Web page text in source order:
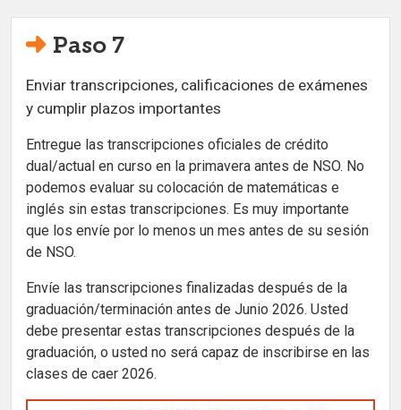
Paso 7
Enviar transcripciones, calificaciones de exámenes
y cumplir plazos importantes
Entregue las transcripciones oficiales de crédito
dual/actual en curso en la primavera antes de NSO. No
podemos evaluar su colocación de matemáticas e
inglés sin estas transcripciones. Es muy importante
que los envíe por lo menos un mes antes de su sesión
de NSO.
Envíe las transcripciones finalizadas después de la
graduación/terminación antes de Junio 2026. Usted
debe presentar estas transcripciones después de la
graduación, o usted no será capaz de inscribirse en las
clases de caer 2026.